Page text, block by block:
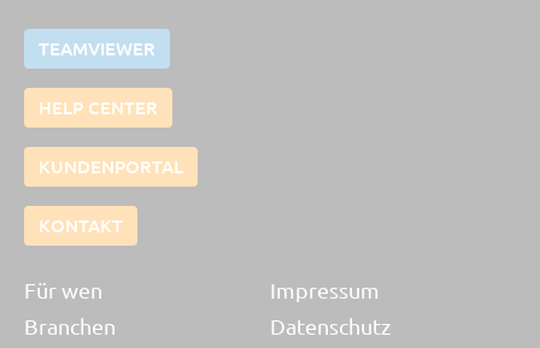
TEAMVIEWER
HELP CENTER
KUNDENPORTAL
KONTAKT
Für wen
Branchen
Impressum
Datenschutz